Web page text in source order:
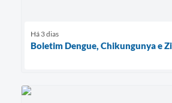
Há 3 dias
Boletim Dengue, Chikungunya e